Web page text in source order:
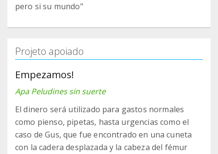
pero si su mundo"
Projeto apoiado
Empezamos!
Apa Peludines sin suerte
El dinero será utilizado para gastos normales
como pienso, pipetas, hasta urgencias como el
caso de Gus, que fue encontrado en una cuneta
con la cadera desplazada y la cabeza del fémur